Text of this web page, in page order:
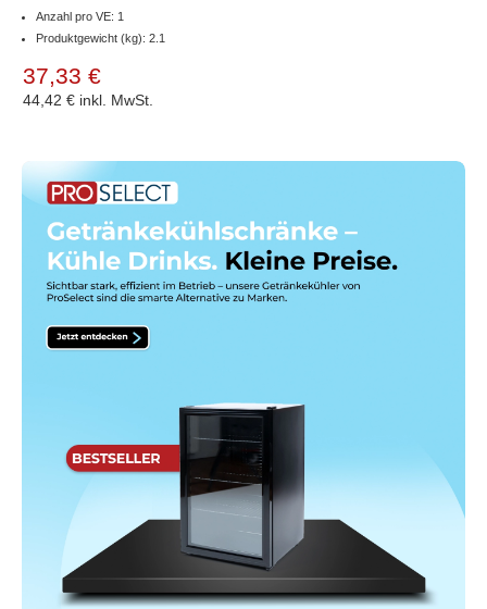
Anzahl pro VE: 1
Produktgewicht (kg): 2.1
37,33 €
44,42 € inkl. MwSt.